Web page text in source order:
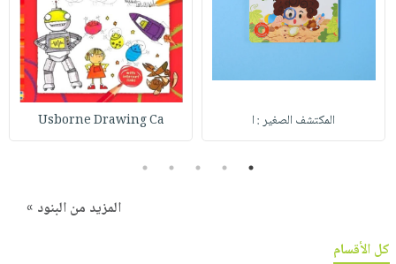
المكتشف الصغير : ا Usborne Drawing Ca
1
2
3
4
5
المزيد من البنود »
كل الأقسام